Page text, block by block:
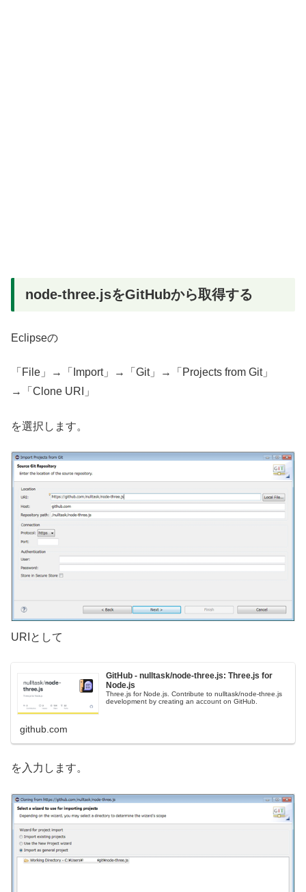
node-three.jsをGitHubから取得する
Eclipseの
「File」→「Import」→「Git」→「Projects from Git」
→「Clone URI」
を選択します。
URIとして
GitHub - nulltask/node-three.js: Three.js for
Node.js
Three.js for Node.js. Contribute to nulltask/node-three.js
development by creating an account on GitHub.
github.com
を入力します。